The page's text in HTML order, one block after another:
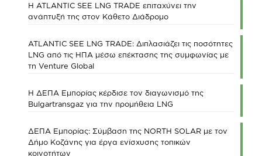
Η ATLANTIC SEE LNG TRADE επιταχύνει την
ανάπτυξή της στον Κάθετο Διάδρομο
ATLANTIC SEE LNG TRADE: Διπλασιάζει τις ποσότητες
LNG από τις ΗΠΑ μέσω επέκτασης της συμφωνίας με
τη Venture Global
Η ΔΕΠΑ Εμπορίας κέρδισε τον διαγωνισμό της
Bulgartransgaz για την προμήθεια LNG
ΔΕΠΑ Εμπορίας: Σύμβαση της NORTH SOLAR με τον
Δήμο Κοζάνης για έργα ενίσχυσης τοπικών
κοινοτήτων